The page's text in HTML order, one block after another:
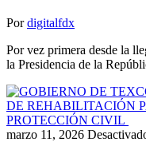
Por digitalfdx
Por vez primera desde la
la Presidencia de la
marzo 11, 2026